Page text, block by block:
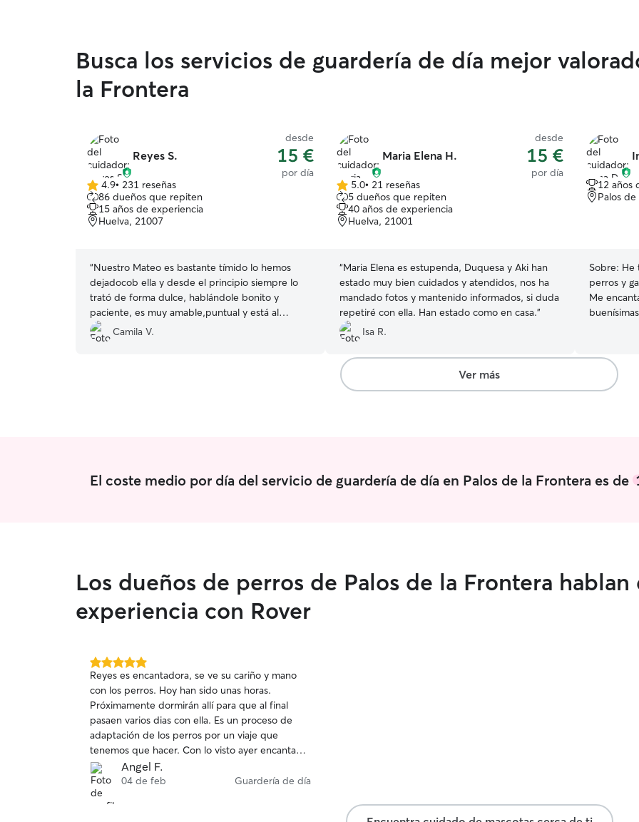
Busca los servicios de guardería de día mejor
la Frontera
Reyes S.
desde
15 €
por día
4.9
de
5
estrellas
4.9• 231 reseñas
86 dueños que repiten
15 años de experiencia
Huelva, 21007
“Nuestro Mateo es bastante tímido lo hemos
dejadocob ella y desde el principio siempre lo
trató de forma dulce, hablándole bonito y
paciente, es muy amable,puntual y está al
pendiente de los mensajes. Nosotros solo
pasamos los veranos en Huelva pero sin duda
Camila V.
Maria Elena H.
desde
15 €
por día
5.0
de
5
estrellas
5.0• 21 reseñas
5 dueños que repiten
40 años de experiencia
Huelva, 21001
“Maria Elena es estupenda, Duquesa y Aki han
estado muy bien cuidados y atendidos, nos ha
mandado fotos y mantenido informados, si duda
repetiré con ella. Han estado como en casa.”
Isa R.
12 años
Palos
Sobre: He
perros y
Me
buenísimas manos
todas y
casa de
de casa y
Ver más
El coste medio por día del servicio de guardería de día en Palos de la Frontera es de
Los dueños de perros de Palos de la Frontera hablan
experiencia con Rover
5.0
de
5
estrellas
Reyes es encantadora, se ve su cariño y mano
con los perros. Hoy han sido unas horas.
Próximamente dormirán allí para que al final
pasaen varios dias con ella. Es un proceso de
adaptación de los perros por un viaje que
tenemos que hacer. Con lo visto ayer encantado
y super tranquilos. Transmite seguridad. Muchas
gracias
Angel F.
04 de feb Guardería de día